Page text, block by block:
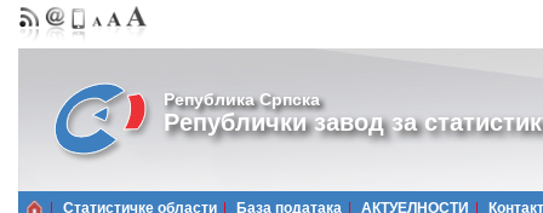
Република Српска
Републички завод за
Статистичке области Базa података АКТУЕЛНОСТИ Контакт